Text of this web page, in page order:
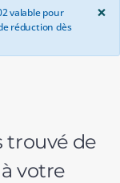
valable pour
réduction dès
×
trouvé de
votre